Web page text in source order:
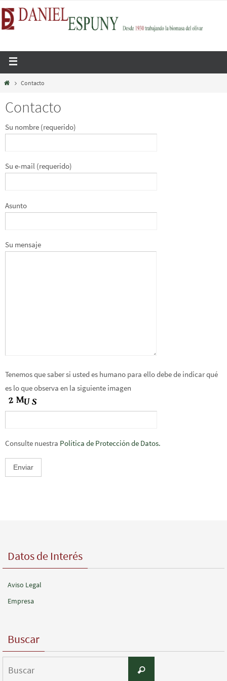
Contacto
Contacto
Su nombre (requerido)
Su e-mail (requerido)
Asunto
Su mensaje
Tenemos que saber si usted es humano para ello debe de indicar qué
es lo que observa en la siguiente imagen
Consulte nuestra Política de Protección de Datos.
Datos de Interés
Aviso Legal
Empresa
Buscar